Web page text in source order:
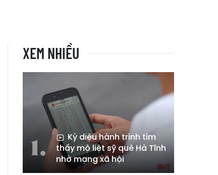
XEM NHIỀU
Kỳ diệu hành trình tìm
thấy mộ liệt sỹ quê Hà Tĩnh
nhờ mạng xã hội